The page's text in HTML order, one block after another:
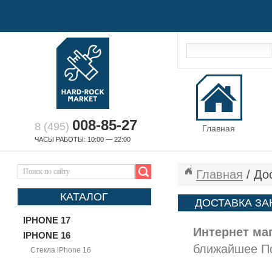
8 (495) 008-85-27
ЧАСЫ РАБОТЫ: 10:00 — 22:00
Главная
КАТАЛОГ
IPHONE 17
IPHONE 16
Стекла iPhone 16
Главная /
ДОСТАВКА
Интернет
ближайшее